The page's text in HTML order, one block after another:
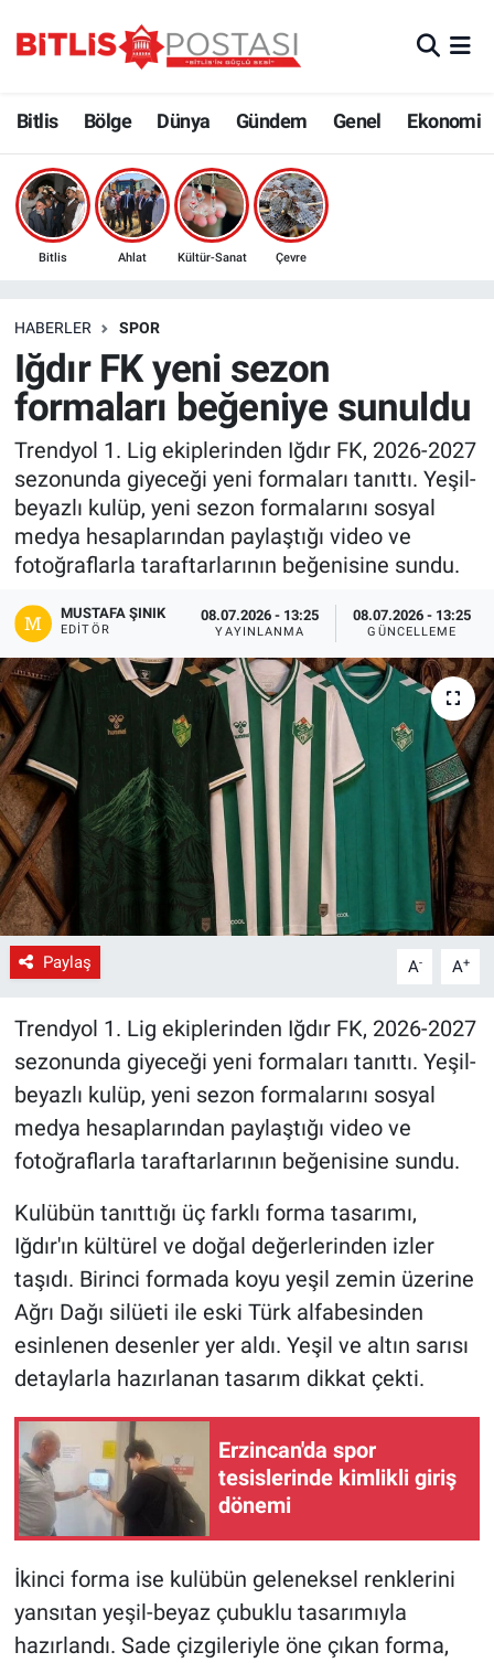
Bitlis Bölge Dünya Gündem Genel Ekonomi
Bitlis Ahlat Kültür-Sanat Çevre
HABERLER SPOR
Iğdır FK yeni sezon
formaları beğeniye sunuldu
Trendyol 1. Lig ekiplerinden Iğdır FK, 2026-2027
sezonunda giyeceği yeni formaları tanıttı. Yeşil-
beyazlı kulüp, yeni sezon formalarını sosyal
medya hesaplarından paylaştığı video ve
fotoğraflarla taraftarlarının beğenisine sundu.
MUSTAFA ŞINIK
EDITÖR
08.07.2026 - 13:25
YAYINLANMA
08.07.2026 - 13:25
GÜNCELLEME
Paylaş A- A+
Trendyol 1. Lig ekiplerinden Iğdır FK, 2026-2027
sezonunda giyeceği yeni formaları tanıttı. Yeşil-
beyazlı kulüp, yeni sezon formalarını sosyal
medya hesaplarından paylaştığı video ve
fotoğraflarla taraftarlarının beğenisine sundu.
Kulübün tanıttığı üç farklı forma tasarımı,
Iğdır'ın kültürel ve doğal değerlerinden izler
taşıdı. Birinci formada koyu yeşil zemin üzerine
Ağrı Dağı silüeti ile eski Türk alfabesinden
esinlenen desenler yer aldı. Yeşil ve altın sarısı
detaylarla hazırlanan tasarım dikkat çekti.
Erzincan'da spor
tesislerinde kimlikli giriş
dönemi
İkinci forma ise kulübün geleneksel renklerini
yansıtan yeşil-beyaz çubuklu tasarımıyla
hazırlandı. Sade çizgileriyle öne çıkan forma,
Bölge
Çevre
Eğitim
Ekonomi
Genel
Gündem
Politika
Sağlık
Siyaset
Spor
Yerel
Bitlis Trafik Yoğunluk Haritası
Süper Lig Puan Durumu ve Fikstür
Son Dakika Haberleri
Haber Arşivi